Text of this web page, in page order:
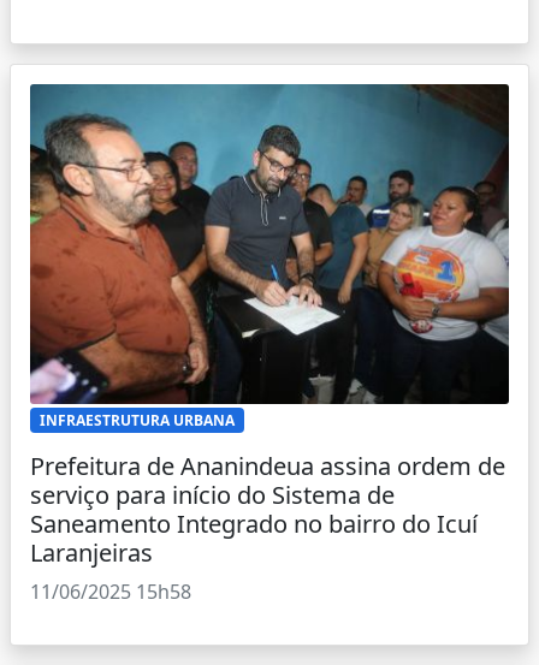
INFRAESTRUTURA URBANA
Prefeitura de Ananindeua assina ordem de
serviço para início do Sistema de
Saneamento Integrado no bairro do Icuí
Laranjeiras
11/06/2025 15h58